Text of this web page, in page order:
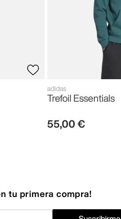
adidas
Trefoil Essentials
55,00 €
tu primera compra!